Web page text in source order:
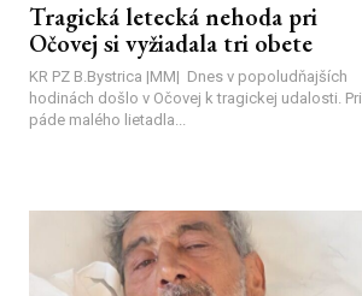
Tragická letecká nehoda pri
Očovej si vyžiadala tri obete
KR PZ B.Bystrica |MM| Dnes v popoludňajších
hodinách došlo v Očovej k tragickej udalosti. Pri
páde malého lietadla...